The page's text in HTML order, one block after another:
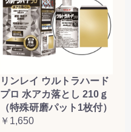
リンレイ ウルトラハード
プロ 水アカ落とし 210ｇ
（特殊研磨パット1枚付）
￥1,650